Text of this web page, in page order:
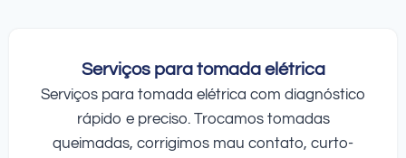
Serviços para tomada elétrica
Serviços para tomada elétrica com diagnóstico
rápido e preciso. Trocamos tomadas
queimadas, corrigimos mau contato, curto-